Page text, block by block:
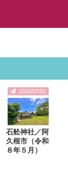
2026/07/01
石舩神社／阿
久根市（令和
８年５月）